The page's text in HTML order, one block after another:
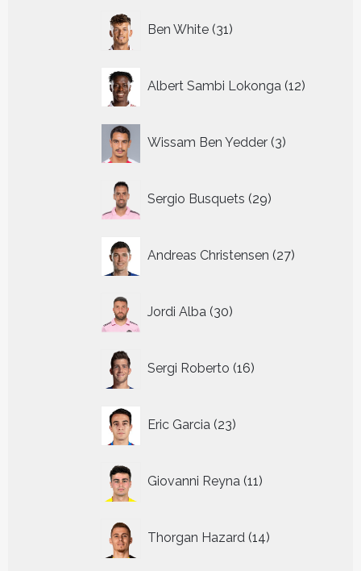
Ben White 31
producten
Albert Sambi Lokonga 12
Wissam Ben Yedder 3
producten
Sergio Busquets 29
producten
Andreas Christensen 27
producten
Jordi Alba 30
producten
Sergi Roberto 16
producten
Eric Garcia 23
producten
Giovanni Reyna 11
producten
Thorgan Hazard 14
producten